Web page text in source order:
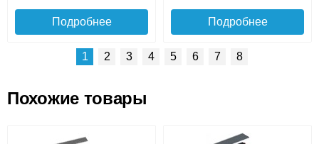
Подробнее Подробнее
Конвектор ITT.090.200.1400 Конвектор ITT.090.200.1300
1 2 3 4 5 6 7 8
Похожие товары